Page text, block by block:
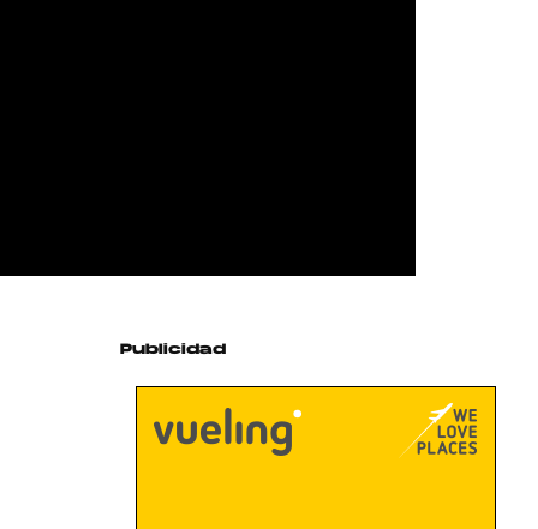
Publicidad